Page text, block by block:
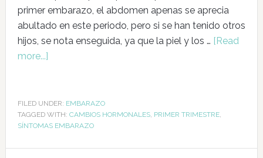
primer embarazo, el abdomen apenas se aprecia
abultado en este periodo, pero si se han tenido otros
hijos, se nota enseguida, ya que la piel y los … [Read
more...]
FILED UNDER: EMBARAZO
TAGGED WITH: CAMBIOS HORMONALES, PRIMER TRIMESTRE,
SÍNTOMAS EMBARAZO